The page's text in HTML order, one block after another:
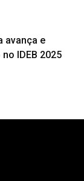
avança e
IDEB 2025